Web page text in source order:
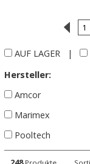
1
AUF LAGER |
Hersteller:
Amcor
Marimex
Pooltech